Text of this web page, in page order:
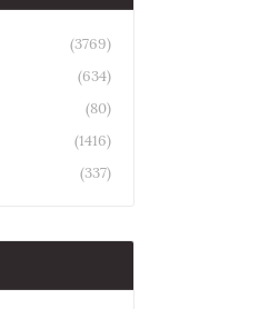
(3769)
(634)
(80)
(1416)
(337)